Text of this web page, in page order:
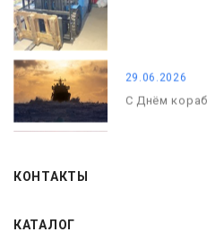
29.06.2026
С Днём
КОНТАКТЫ
КАТАЛОГ